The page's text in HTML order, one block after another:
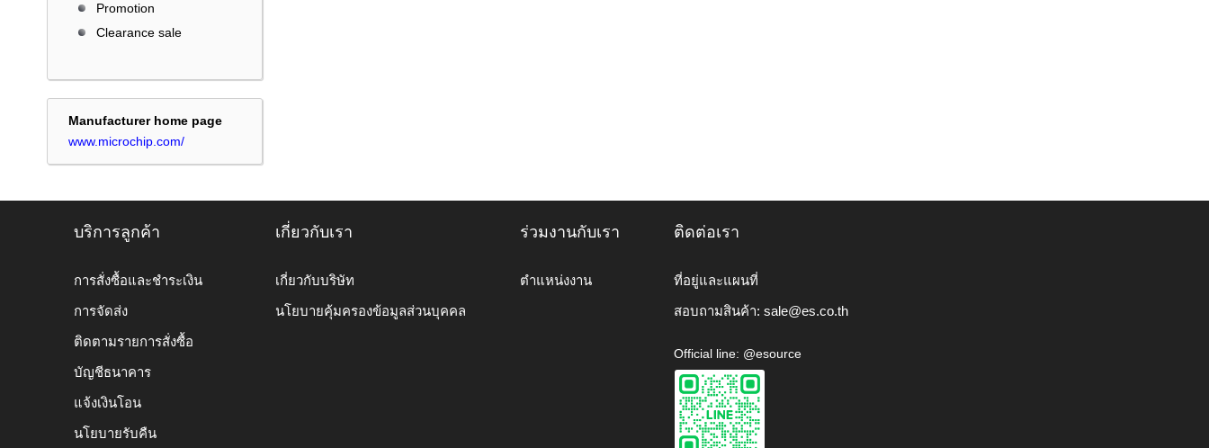
Promotion
Clearance sale
Manufacturer home page
www.microchip.com/
บริการลูกค้า
การสั่งซื้อและชำระเงิน
การจัดส่ง
ติดตามรายการสั่งซื้อ
บัญชีธนาคาร
แจ้งเงินโอน
นโยบายรับคืน
เกี่ยวกับเรา
เกี่ยวกับบริษัท
นโยบายคุ้มครองข้อมูลส่วนบุคคล
ร่วมงานกับเรา
ตำแหน่งงาน
ติดต่อเรา
ที่อยู่และแผนที่
สอบถามสินค้า: sale@es.co.th
Official line: @esource